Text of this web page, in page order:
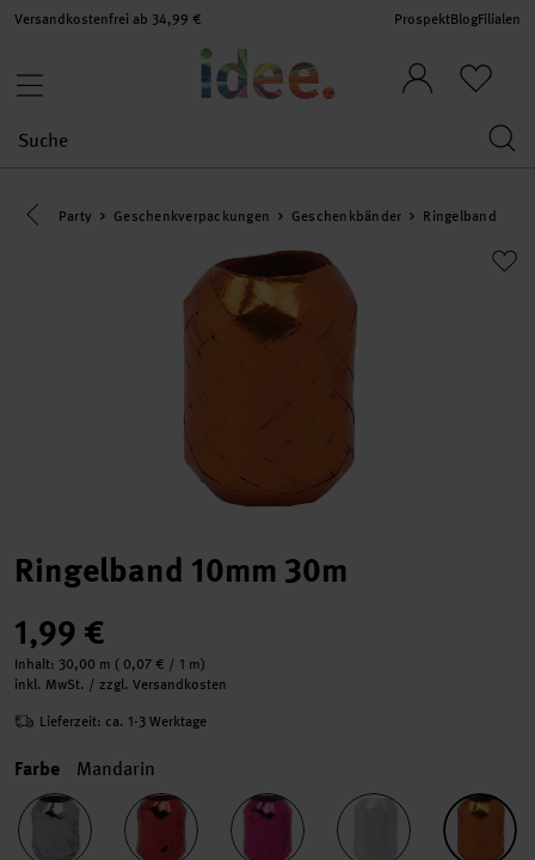
Versandkostenfrei ab 34,99 € ProspektBlogFilialen
Eine Kategorie zurück navigieren
Party Geschenkverpackungen Geschenkbänder Ringelband
Ringelband 10mm 30m
1,99 €
Inhalt: 30,00 m ( 0,07 € / 1 m)
inkl. MwSt. / zzgl. Versandkosten
Lieferzeit: ca. 1-3 Werktage
Farbe Mandarin